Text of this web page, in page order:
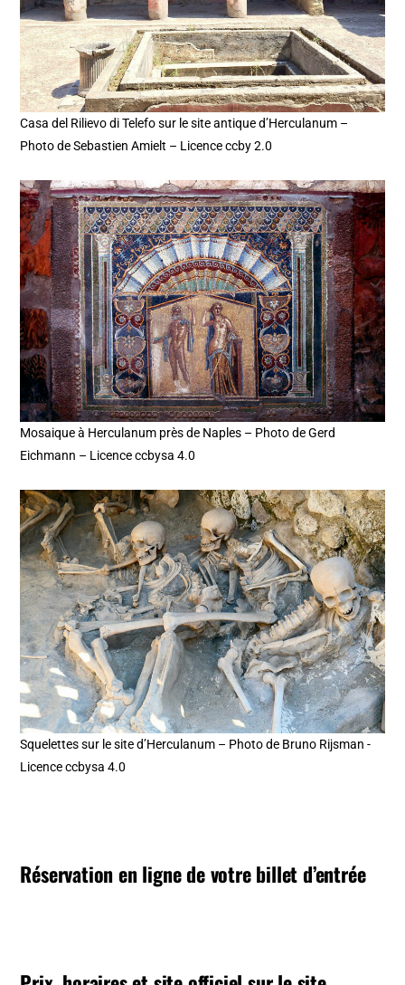
Casa del Rilievo di Telefo sur le site antique d’Herculanum –
Photo de Sebastien Amielt – Licence ccby 2.0
Mosaique à Herculanum près de Naples – Photo de Gerd
Eichmann – Licence ccbysa 4.0
Squelettes sur le site d’Herculanum – Photo de Bruno Rijsman -
Licence ccbysa 4.0
Réservation en ligne de votre billet d’entrée